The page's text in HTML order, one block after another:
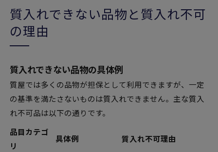
質入れできない品物と質入れ不可
の理由
質入れできない品物の具体例
質屋では多くの品物が担保として利用できますが、一定
の基準を満たさないものは質入れできません。主な質入
れ不可品は以下の通りです。
品目カテゴ
リ
具体例
質入れ不可理由